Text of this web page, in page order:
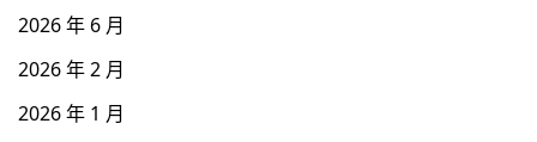
2026 年 6 月
2026 年 2 月
2026 年 1 月